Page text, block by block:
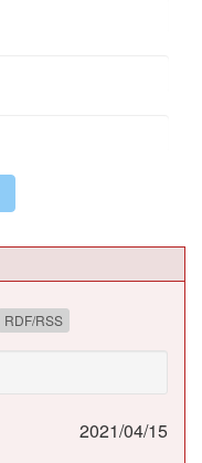
RDF/RSS
2021/04/15